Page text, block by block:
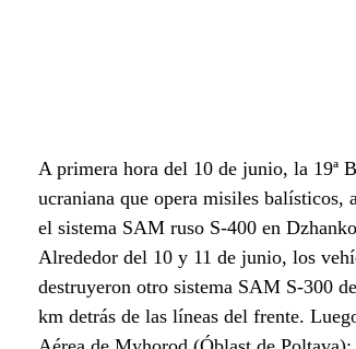
A primera hora del 10 de junio, la 19ª
ucraniana que opera misiles
el sistema SAM ruso S-400 en
Alrededor del 10 y 11 de junio, los
destruyeron otro sistema SAM S-300
km detrás de las líneas del frente.